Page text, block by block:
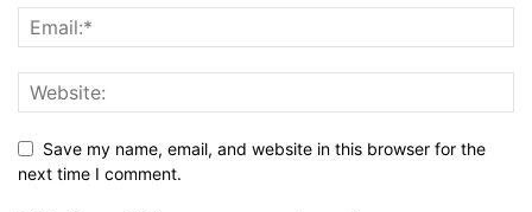
Save my name, email, and website in this browser for the
next time I comment.